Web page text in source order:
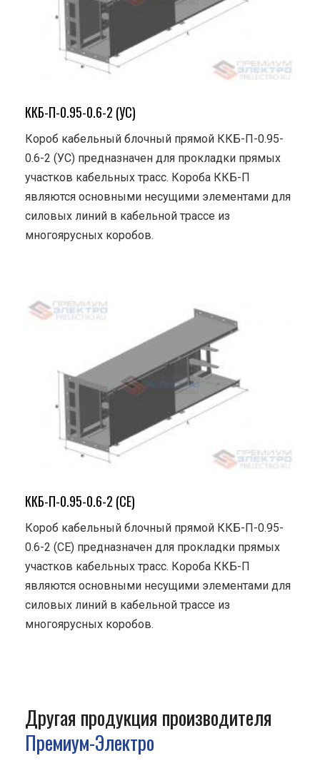
ККБ-П-0.95-0.6-2 (УС)
Короб кабельный блочный прямой ККБ-П-0.95-
0.6-2 (УС) предназначен для прокладки прямых
участков кабельных трасс. Короба ККБ-П
являются основными несущими элементами для
силовых линий в кабельной трассе из
многоярусных коробов.
ККБ-П-0.95-0.6-2 (СЕ)
Короб кабельный блочный прямой ККБ-П-0.95-
0.6-2 (СЕ) предназначен для прокладки прямых
участков кабельных трасс. Короба ККБ-П
являются основными несущими элементами для
силовых линий в кабельной трассе из
многоярусных коробов.
Другая продукция производителя
Премиум-Электро